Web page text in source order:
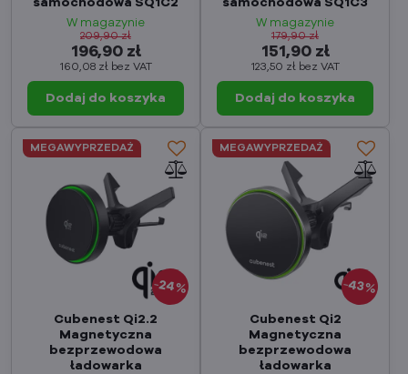
samochodowa SQ1C2
W magazynie
196,90 zł
160,08 zł bez VAT
209,90 zł
Dodaj do koszyka
samochodowa SQ1C3
W magazynie
151,90 zł
123,50 zł bez VAT
179,90 zł
Dodaj do koszyka
24%
MEGAWYPRZEDAŻ
Cubenest Qi2.2
Magnetyczna
bezprzewodowa
ładowarka
43%
MEGAWYPRZEDAŻ
Cubenest Qi2
Magnetyczna
bezprzewodowa
ładowarka